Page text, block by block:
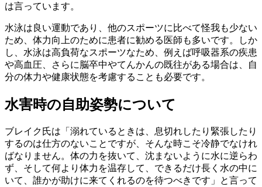
は言っています。
水泳は良い運動であり、他のスポーツに比べて怪我も少ない
ため、体力向上のために患者に勧める医師も多いです。しか
し、水泳は高負荷なスポーツなため、例えば呼吸器系の疾患
や高血圧、さらに脳卒中やてんかんの既往がある場合は、自
分の体力や健康状態を考慮することも必要です。
水害時の自助姿勢について
ブレイク氏は「溺れているときは、息切れしたり緊張したり
するのは仕方のないことですが、そんな時こそ冷静でなけれ
ばなりません。体の力を抜いて、沈まないように水に逆らわ
ず、そして何より体力を温存して、できるだけ長く水の中に
いて、誰かが助けに来てくれるのを待つべきです」と言って